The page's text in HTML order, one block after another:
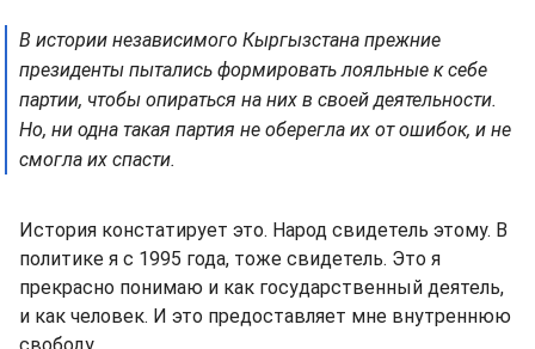
В истории независимого Кыргызстана прежние
президенты пытались формировать лояльные к себе
партии, чтобы опираться на них в своей деятельности.
Но, ни одна такая партия не оберегла их от ошибок, и не
смогла их спасти.
История констатирует это. Народ свидетель этому. В
политике я с 1995 года, тоже свидетель. Это я
прекрасно понимаю и как государственный деятель,
и как человек. И это предоставляет мне внутреннюю